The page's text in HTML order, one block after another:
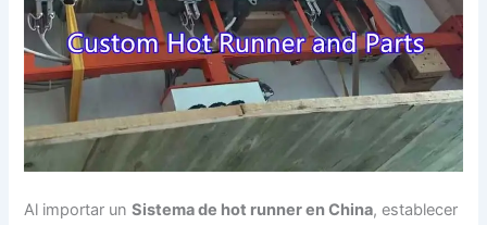
Al importar unSistema de hot runner en China, establecer